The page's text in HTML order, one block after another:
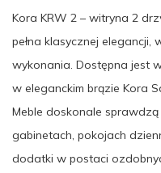
Kora KRW 2 – witryna 2
pełna klasycznej elegancji,
wykonania. Dostępna jest
w eleganckim brązie Kora
Meble doskonale
gabinetach, pokojach
dodatki w postaci